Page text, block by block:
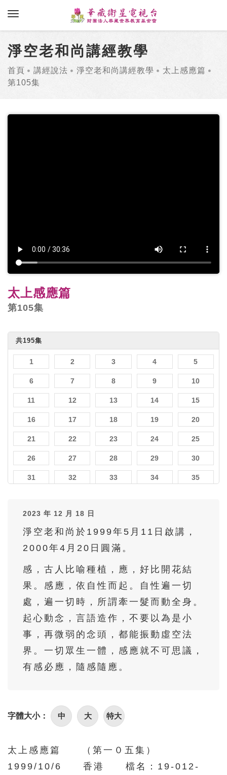
toggle navigation
淨空老和尚講經教學
首頁 講經說法 淨空老和尚講經教學
太上感應篇
第105集
太上感應篇
第105集
共195集
1 2 3 4 5
6 7 8 9 10
11 12 13 14 15
16 17 18 19 20
21 22 23 24 25
26 27 28 29 30
31 32 33 34 35
41 42
46 47 48 49
52 53
56 57 58 59
61 62 64
66 68 69
71 72 74
76 77 78 79 80
81 82 83
92 93
98
101 103 104
106 109 110
2023 年 12 月 18 日
淨空老和尚於1999年5月11日啟講，
2000年4月20日圓滿。
感，古人比喻種植，應，好比開花結
果。感應，依自性而起。自性遍一切
處，遍一切時，所謂牽一髮而動全身。
起心動念，言語造作，不要以為是小
事，再微弱的念頭，都能振動虛空法
界。一切眾生一體，感應就不可思議，
有感必應，隨感隨應。
字體大小： 中 大 特大
太上感應篇 （第一０五集）
1999/10/6 香港 檔名：19-012-